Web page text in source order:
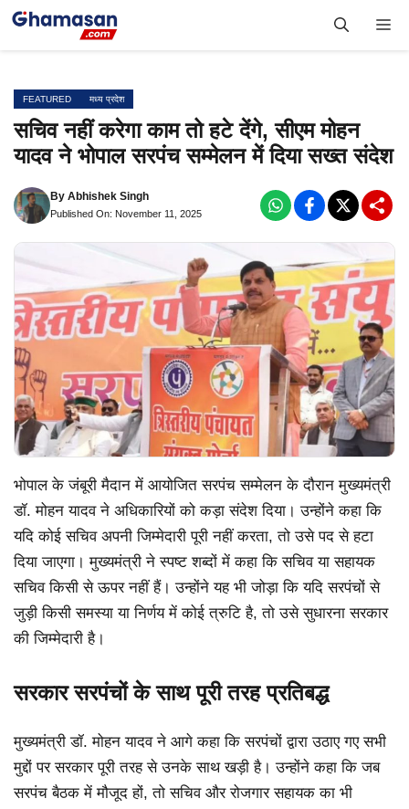
Skip
FEATURED मध्य प्रदेश
सचिव नहीं करेगा काम तो हटे देंगे, सीएम मोहन
यादव ने भोपाल सरपंच सम्मेलन में दिया सख्त संदेश
By Abhishek Singh
Published On: November 11, 2025
भोपाल के जंबूरी मैदान में आयोजित सरपंच सम्मेलन के दौरान मुख्यमंत्री
डॉ. मोहन यादव ने अधिकारियों को कड़ा संदेश दिया। उन्होंने कहा कि
यदि कोई सचिव अपनी जिम्मेदारी पूरी नहीं करता, तो उसे पद से हटा
दिया जाएगा। मुख्यमंत्री ने स्पष्ट शब्दों में कहा कि सचिव या सहायक
सचिव किसी से ऊपर नहीं हैं। उन्होंने यह भी जोड़ा कि यदि सरपंचों से
जुड़ी किसी समस्या या निर्णय में कोई त्रुटि है, तो उसे सुधारना सरकार
की जिम्मेदारी है।
सरकार सरपंचों के साथ पूरी तरह प्रतिबद्ध
मुख्यमंत्री डॉ. मोहन यादव ने आगे कहा कि सरपंचों द्वारा उठाए गए सभी
मुद्दों पर सरकार पूरी तरह से उनके साथ खड़ी है। उन्होंने कहा कि जब
सरपंच बैठक में मौजूद हों, तो सचिव और रोजगार सहायक का भी